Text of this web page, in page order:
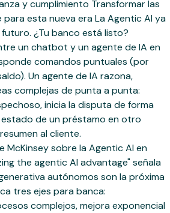
y cumplimiento Transformar las
esta nueva era La Agentic AI ya
¿Tu banco está listo?
un chatbot y un agente de IA en
comandos puntuales (por
Un agente de IA razona,
complejas de punta a punta:
inicia la disputa de forma
de un préstamo en otro
al cliente.
McKinsey sobre la Agentic AI en
the agentic AI advantage" señala
autónomos son la próxima
tres ejes para banca:
complejos, mejora exponencial